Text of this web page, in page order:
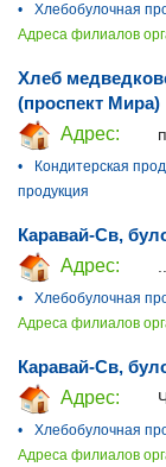
•
Хлебобулочная
Адреса филиалов
Хлеб
(проспект Мира)
Адрес:
•
Кондитерская
продукция
Каравай-Св,
Адрес:
•
Хлебобулочная
Адреса филиалов
Каравай-Св,
Адрес:
•
Хлебобулочная
Адреса филиалов